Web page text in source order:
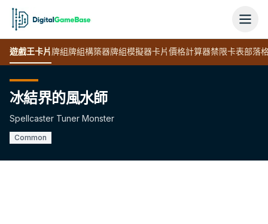
遊戲王卡片牌組牌組構築器牌組模擬器卡片價格計算器禁限卡表部落
冰結界的風水師
Spellcaster Tuner Monster
Common